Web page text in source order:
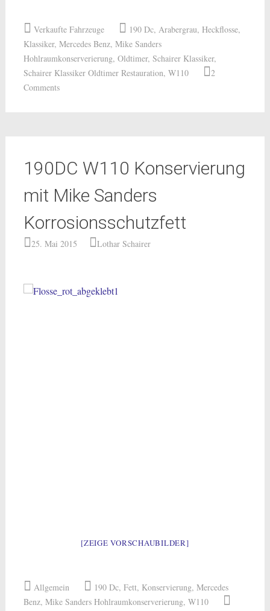
Verkaufte Fahrzeuge 190 Dc, Arabergrau, Heckflosse,
Klassiker, Mercedes Benz, Mike Sanders
Hohlraumkonserverierung, Oldtimer, Schairer Klassiker,
Schairer Klassiker Oldtimer Restauration, W110
2
Comments
190DC W110 Konservierung
mit Mike Sanders
Korrosionsschutzfett
25. Mai 2015 Lothar Schairer
[ZEIGE VORSCHAUBILDER]
Allgemein 190 Dc, Fett, Konservierung, Mercedes
Benz, Mike Sanders Hohlraumkonserverierung, W110